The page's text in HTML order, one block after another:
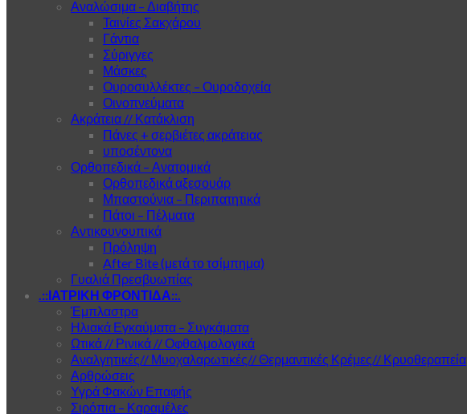
Αναλώσιμα – Διαβήτης
Ταινίες Σακχάρου
Γάντια
Σύριγγες
Μάσκες
Ουροσυλλέκτες – Ουροδοχεία
Οινοπνεύματα
Ακράτεια // Κατάκλιση
Πάνες + σερβιέτες ακράτειας
υποσέντονα
Ορθοπεδικά – Ανατομικά
Ορθοπεδικά αξεσουάρ
Μπαστούνια – Περιπατητικά
Πάτοι – Πέλματα
Αντικουνουπικά
Πρόληψη
After Bite (μετά το τσίμπημα)
Γυαλιά Πρεσβυωπίας
.::ΙΑΤΡΙΚΗ ΦΡΟΝΤΙΔΑ::.
Έμπλαστρα
Ηλιακά Εγκαύματα – Συγκάματα
Ωτικά // Ρινικά // Οφθαλμολογικά
Αναλγητικές// Μυοχαλαρωτικές// Θερμαντικές Κρέμες// Κρυοθεραπεία
Αρθρώσεις
Υγρά Φακών Επαφής
Σιρόπια – Καραμέλες